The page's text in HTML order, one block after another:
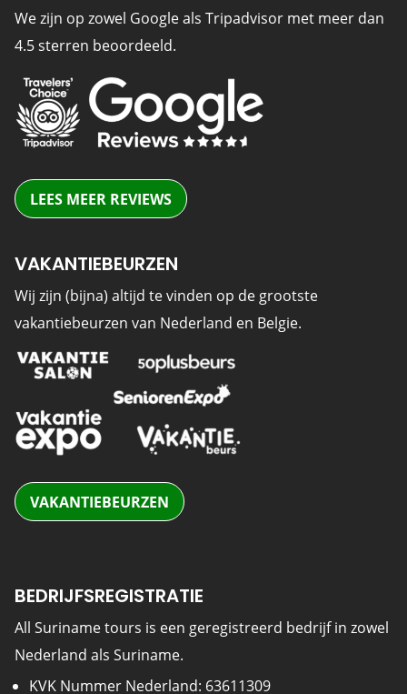
We zijn op zowel Google als Tripadvisor met meer dan
4.5 sterren beoordeeld.
LEES MEER REVIEWS
VAKANTIEBEURZEN
Wij zijn (bijna) altijd te vinden op de grootste
vakantiebeurzen van Nederland en Belgie.
VAKANTIEBEURZEN
BEDRIJFSREGISTRATIE
All Suriname tours is een geregistreerd bedrijf in zowel
Nederland als Suriname.
KVK Nummer Nederland: 63611309